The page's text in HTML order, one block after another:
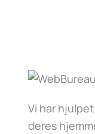
Vi har hjulpet
deres